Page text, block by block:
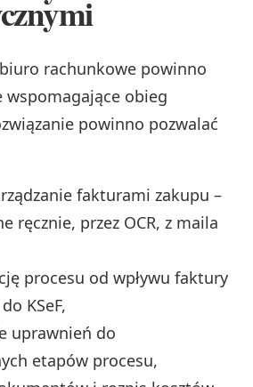
biuro rachunkowe powinno
wspomagające obieg
powinno pozwalać
fakturami zakupu –
ręcznie, przez OCR, z maila
procesu od wpływu faktury
KSeF,
uprawnień do
etapów procesu,